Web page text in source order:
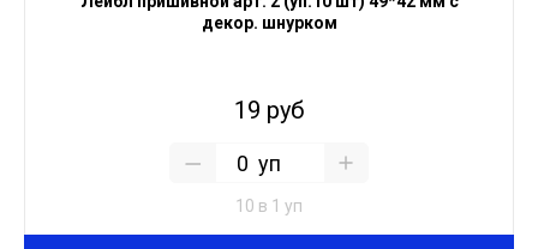
декор. шнурком
19 руб
уп
10 в 1 уп